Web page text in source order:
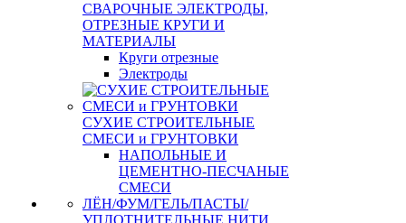
СВАРОЧНЫЕ ЭЛЕКТРОДЫ,
ОТРЕЗНЫЕ КРУГИ И
МАТЕРИАЛЫ
Круги отрезные
Электроды
СУХИЕ СТРОИТЕЛЬНЫЕ
СМЕСИ и ГРУНТОВКИ
НАПОЛЬНЫЕ И
ЦЕМЕНТНО-ПЕСЧАНЫЕ
СМЕСИ
ЛЁН/ФУМ/ГЕЛЬ/ПАСТЫ/
УПЛОТНИТЕЛЬНЫЕ НИТИ